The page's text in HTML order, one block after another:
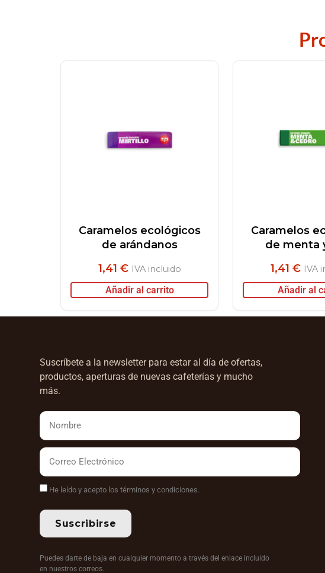
Caramelos ecológicos
de arándanos
1,41 € IVA incluido
Añadir al carrito
Caramelos
de menta
1,41 € IVA
Añadir al
Suscríbete a la newsletter para estar al día de ofertas,
productos, aperturas de nuevas cafeterías y mucho
más.
He leído y acepto los términos y condiciones.
Suscribirse
Puedes darte de baja en cualquier momento a través del enlace incluido
en nuestros correos.